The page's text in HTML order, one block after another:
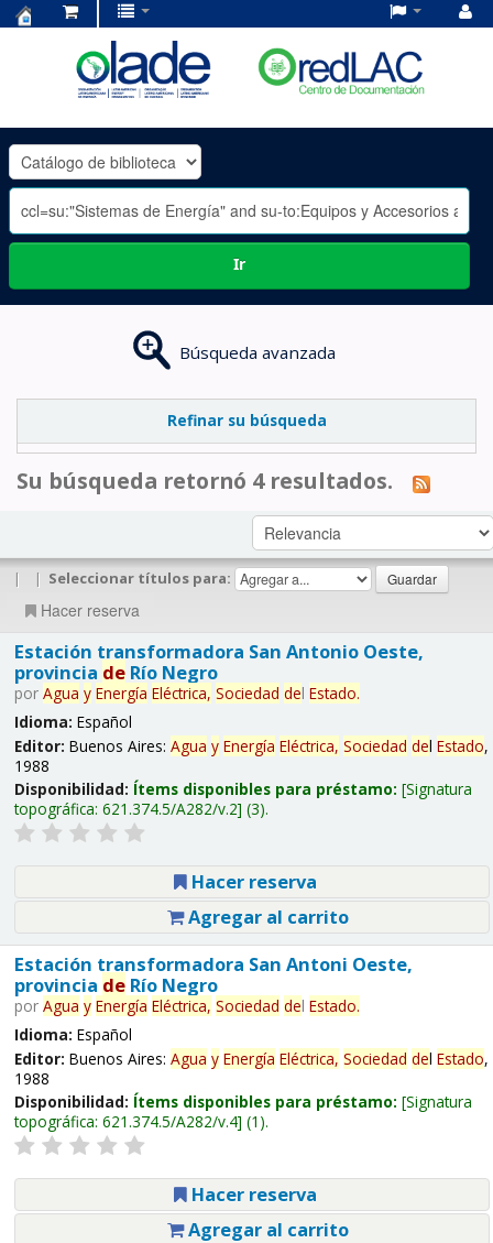
OLADE
-
Ir
Búsqueda avanzada
Refinar su búsqueda
Su búsqueda retornó 4 resultados.
| | Seleccionar títulos para:
Hacer reserva
Estación transformadora San Antonio Oeste,
provincia deRío Negro
por Agua y Energía Eléctrica, Sociedad del Estado.
Idioma: Español
Editor: Buenos Aires: Agua y Energía Eléctrica, Sociedad del Estado,
1988
Disponibilidad: Ítems disponibles para préstamo: Signatura
topográfica: 621.374.5/A282/v.2 (3).
Hacer reserva
Agregar al carrito
Estación transformadora San Antoni Oeste,
provincia deRío Negro
por Agua y Energía Eléctrica, Sociedad del Estado.
Idioma: Español
Editor: Buenos Aires: Agua y Energía Eléctrica, Sociedad del Estado,
1988
Disponibilidad: Ítems disponibles para préstamo: Signatura
topográfica: 621.374.5/A282/v.4 (1).
Hacer reserva
Agregar al carrito